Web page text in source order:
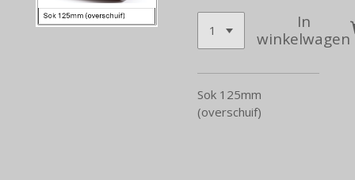
In
winkelwagen
Sok 125mm
(overschuif)